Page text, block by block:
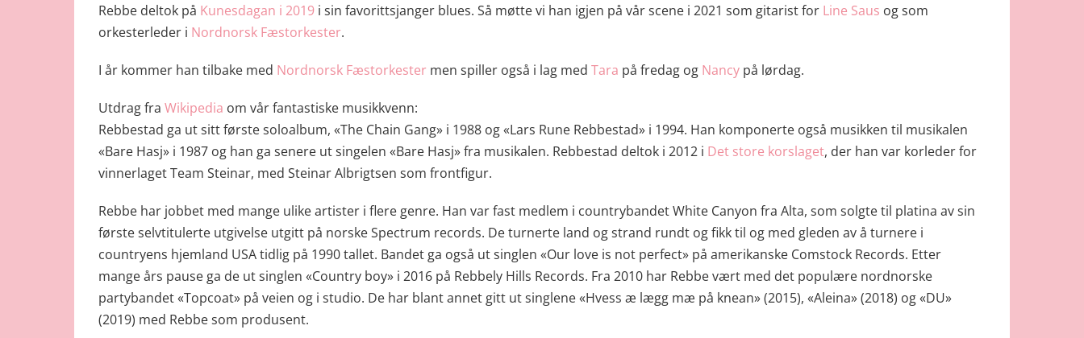
Rebbe deltok på Kunesdagan i 2019i sin favorittsjanger blues. Så møtte vi han igjen på vår scene i 2021 som gitarist for Line Saus og som
orkesterleder i Nordnorsk Fæstorkester.
I år kommer han tilbake med Nordnorsk Fæstorkestermen spiller også i lag med Tara på fredag og Nancypå lørdag.
Utdrag fra Wikipedia om vår fantastiske musikkvenn:
Rebbestad ga ut sitt første soloalbum, «The Chain Gang» i 1988 og «Lars Rune Rebbestad» i 1994. Han komponerte også musikken til musikalen
«Bare Hasj» i 1987 og han ga senere ut singelen «Bare Hasj» fra musikalen. Rebbestad deltok i 2012 i Det store korslaget, der han var korleder for
vinnerlaget Team Steinar, med Steinar Albrigtsen som frontfigur.
Rebbe har jobbet med mange ulike artister i flere genre. Han var fast medlem i countrybandet White Canyon fra Alta, som solgte til platina av sin
første selvtitulerte utgivelse utgitt på norske Spectrum records. De turnerte land og strand rundt og fikk til og med gleden av å turnere i
countryens hjemland USA tidlig på 1990 tallet. Bandet ga også ut singlen «Our love is not perfect» på amerikanske Comstock Records. Etter
mange års pause ga de ut singlen «Country boy» i 2016 på Rebbely Hills Records. Fra 2010 har Rebbe vært med det populære nordnorske
partybandet «Topcoat» på veien og i studio. De har blant annet gitt ut singlene «Hvess æ lægg mæ på knean» (2015), «Aleina» (2018) og «DU»
(2019) med Rebbe som produsent.